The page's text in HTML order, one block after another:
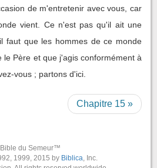
de m'entretenir avec vous, car
vient. Ce n'est pas qu'il ait une
faut que les hommes de ce monde
le Père et que j'agis conformément à
vous ; partons d'ici.
Chapitre 15 »
Bible du Semeur™
1999, 2015 by Biblica, Inc.